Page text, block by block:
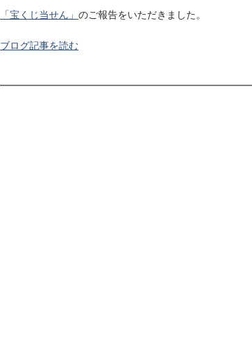
「宝くじ当せん」 のご報告をいただきました。
ブログ記事を読む